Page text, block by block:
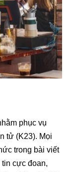
phục vụ
tử (K23). Mọi
trong bài viết
tin cực đoan,